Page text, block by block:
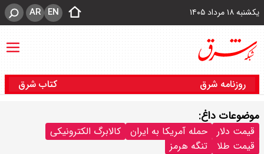
یکشنبه ۱۸ مرداد ۱۴۰۵ EN
AR
روزنامه شرق کتاب شرق
موضوعات داغ:
قیمت دلار حمله آمریکا به ایران
کالابرگ الکترونیکی
قیمت طلا
تنگه هرمز